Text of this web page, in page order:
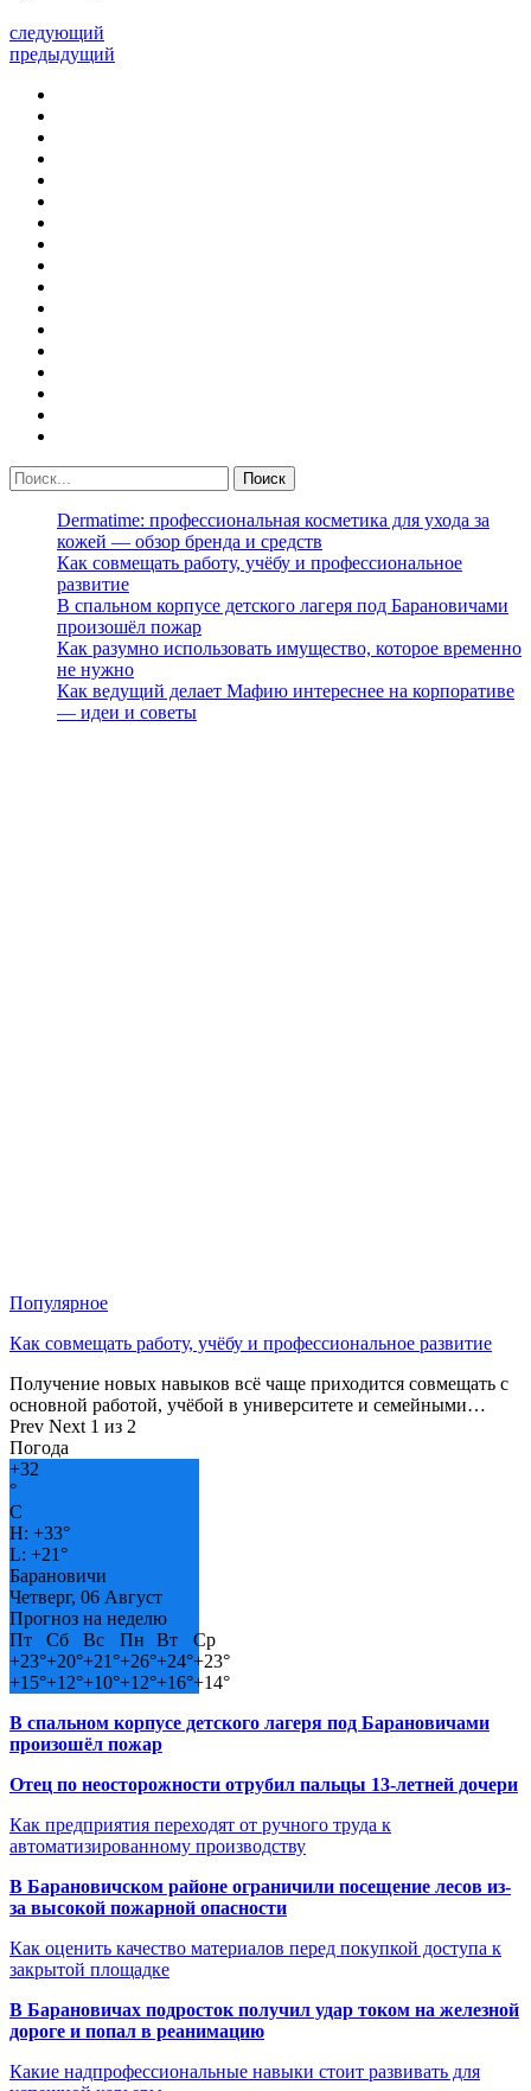
следующий
предыдущий
Dermatime: профессиональная косметика для ухода за
кожей — обзор бренда и средств
Как совмещать работу, учёбу и профессиональное
развитие
В спальном корпусе детского лагеря под Барановичами
произошёл пожар
Как разумно использовать имущество, которое временно
не нужно
Как ведущий делает Мафию интереснее на корпоративе
— идеи и советы
Популярное
Как совмещать работу, учёбу и профессиональное развитие
Получение новых навыков всё чаще приходится совмещать с
основной работой, учёбой в университете и семейными…
Prev Next 1 из 2
Погода
+32
°
C
H: +33°
L: +21°
Барановичи
Четверг, 06 Август
Прогноз на неделю
Пт
Сб Вс Пн Вт
Ср
+23°+20°+21°+26°+24°+23°
+15°+12°+10°+12°+16°+14°
В спальном корпусе детского лагеря под Барановичами
произошёл пожар
Отец по неосторожности отрубил пальцы 13-летней дочери
Как предприятия переходят от ручного труда к
автоматизированному производству
В Барановичском районе ограничили посещение лесов из-
за высокой пожарной опасности
Как оценить качество материалов перед покупкой доступа к
закрытой площадке
В Барановичах подросток получил удар током на железной
дороге и попал в реанимацию
Какие надпрофессиональные навыки стоит развивать для